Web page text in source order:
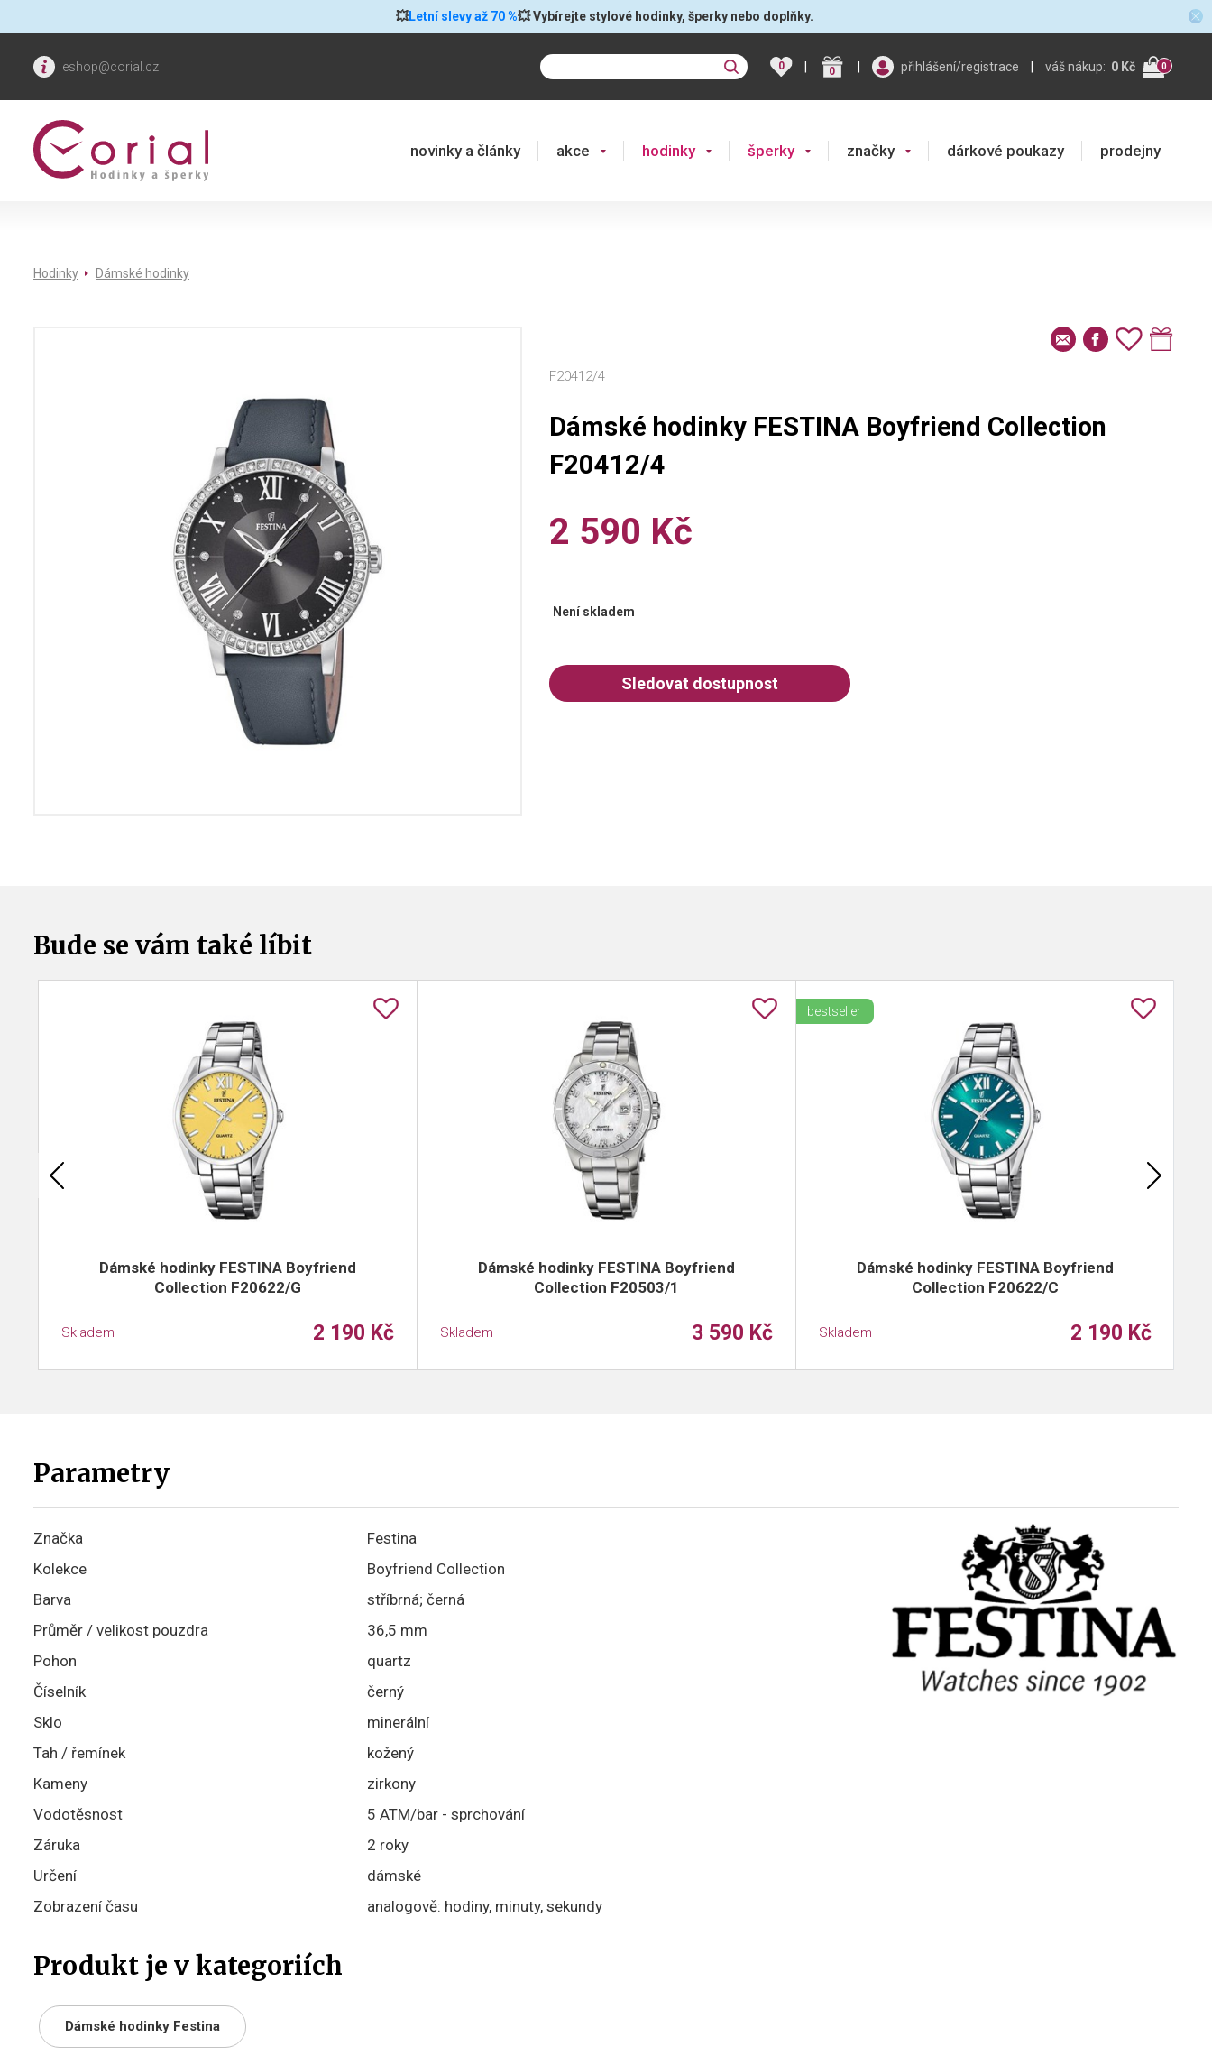
💥Letní slevy až 70 %💥 Vybírejte stylové hodinky, šperky nebo doplňky.
eshop@corial.cz 0 | 0 | přihlášení/registrace | váš nákup: 0 Kč 0
novinky a články akce hodinky šperky značky dárkové poukazy prodejny
Hodinky Dámské hodinky
F20412/4
Dámské hodinky FESTINA Boyfriend Collection
F20412/4
2 590 Kč
Není skladem
Bude se vám také líbit
Dámské hodinky FESTINA Boyfriend
Collection F20622/G
Skladem 2 190 Kč
Dámské hodinky FESTINA Boyfriend
Collection F20503/1
Skladem 3 590 Kč
Dámské hodinky FESTINA Boyfriend
Collection F20622/C
bestseller
Skladem 2 190 Kč
Parametry
Značka
Festina
Kolekce
Boyfriend Collection
Barva
stříbrná; černá
Průměr / velikost pouzdra
36,5 mm
Pohon
quartz
Číselník
černý
Sklo
minerální
Tah / řemínek
kožený
Kameny
zirkony
Vodotěsnost
5 ATM/bar - sprchování
Záruka
2 roky
Určení
dámské
Zobrazení času
analogově: hodiny, minuty, sekundy
Produkt je v kategoriích
Dámské hodinky Festina